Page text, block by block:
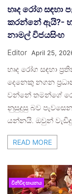
හෘද රෝග සඳහා
කරන්නේ ඇයි?-
නාමල් විජයසිංහ
Editor April 25,
හෘද රෝග සඳහා
දෙනෙකු නගන
වන්නේ තමන්ගේ
නුසුදුසු බව
යන්නයි. ඔවුන්
READ MORE
විනිවිද සායනය